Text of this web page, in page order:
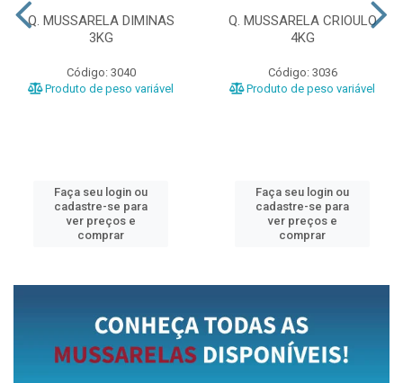
Q. MUSSARELA DIMINAS
3KG
Código: 3040
Produto de peso variável
Faça seu login ou
cadastre-se para
ver preços e
comprar
Q. MUSSARELA CRIOULO
4KG
Código: 3036
Produto de peso variável
Faça seu login ou
cadastre-se para
ver preços e
comprar